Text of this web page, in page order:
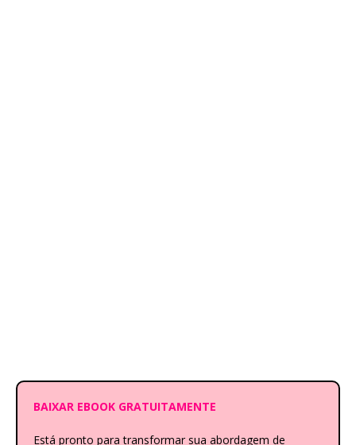
BAIXAR EBOOK GRATUITAMENTE
Está pronto para transformar sua abordagem de